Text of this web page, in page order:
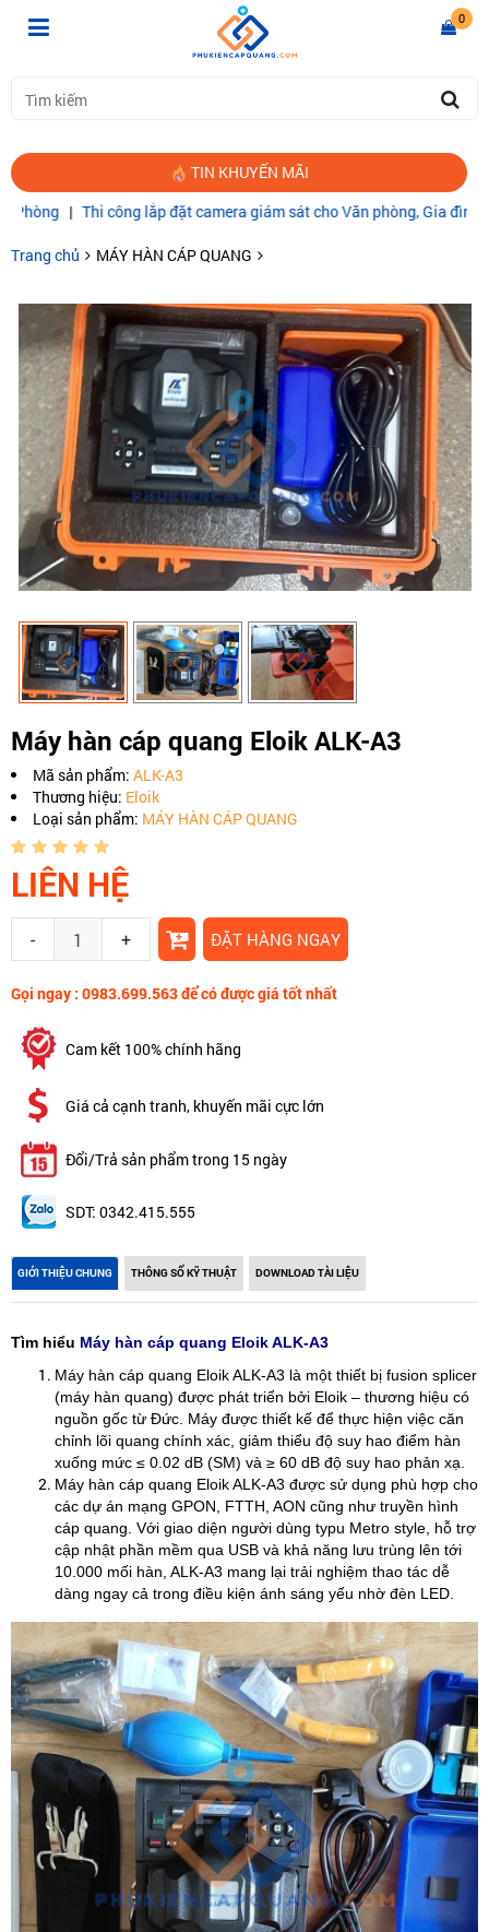
0
TIN KHUYẾN MÃI
|Thi công lắp đặt camera giám sát cho Văn phòng, Gia đình|CÁP
Trang chủ MÁY HÀN CÁP QUANG
Máy hàn cáp quang Eloik ALK-A3
Mã sản phẩm: ALK-A3
Thương hiệu: Eloik
Loại sản phẩm: MÁY HÀN CÁP QUANG
LIÊN HỆ
- + ĐẶT HÀNG NGAY
Gọi ngay : 0983.699.563 để có được giá tốt nhất
Cam kết 100% chính hãng
Giá cả cạnh tranh, khuyến mãi cực lớn
Đổi/Trả sản phẩm trong 15 ngày
SDT: 0342.415.555
GIỚI THIỆU CHUNG THÔNG SỐ KỸ THUẬT DOWNLOAD TÀI LIỆU
Tìm hiểu Máy hàn cáp quang Eloik ALK‑A3
Máy hàn cáp quang Eloik ALK‑A3 là một thiết bị fusion splicer
(máy hàn quang) được phát triển bởi Eloik – thương hiệu có
nguồn gốc từ Đức. Máy được thiết kế để thực hiện việc căn
chỉnh lõi quang chính xác, giảm thiểu độ suy hao điểm hàn
xuống mức ≤ 0.02 dB (SM) và ≥ 60 dB độ suy hao phản xạ.
Máy hàn cáp quang Eloik ALK‑A3 được sử dụng phù hợp cho
các dự án mạng GPON, FTTH, AON cũng như truyền hình
cáp quang. Với giao diện người dùng typu Metro style, hỗ trợ
cập nhật phần mềm qua USB và khả năng lưu trùng lên tới
10.000 mối hàn, ALK‑A3 mang lại trải nghiệm thao tác dễ
dàng ngay cả trong điều kiện ánh sáng yếu nhờ đèn LED.